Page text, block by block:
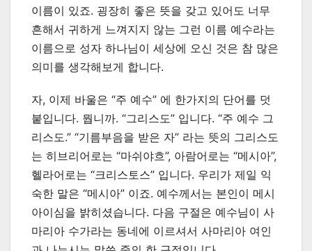
이름이 있죠. 굉장히 좋은 뜻을 갖고 있어도 너무
흔해서 귀하게 느껴지지 않는 그런 이름 예수라는
이름으로 성자 하나님이 세상에 오신 것은 참 많은
의미를 생각해보게 합니다.
자, 이제 바울은 “주 예수” 에 한가지의 단어를 덧
붙입니다. 뭡니까. “그리스도” 입니다. “주 예수 그
리스도.” “기름부음을 받은 자” 라는 뜻의 그리스도
는 히브리어로는 “마쉬야흐”, 아람어로는 “메시아”,
헬라어로는 “크리스토스” 입니다. 우리가 제일 익
숙한 말은 “메시아” 이죠. 예수께서는 본인이 메시
아이심을 밝히셨습니다. 다음 구절은 예수님이 사
마리아 수가라는 동네에 이르셔서 사마리아 여인